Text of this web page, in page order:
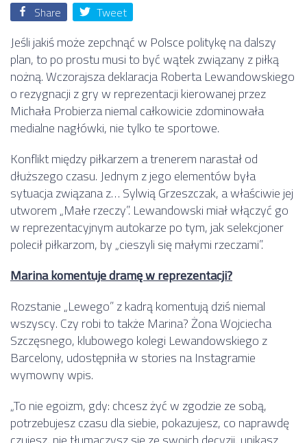
Share Tweet
Jeśli jakiś może zepchnąć w Polsce politykę na dalszy
plan, to po prostu musi to być wątek związany z piłką
nożną. Wczorajsza deklaracja Roberta Lewandowskiego
o rezygnacji z gry w reprezentacji kierowanej przez
Michała Probierza niemal całkowicie zdominowała
medialne nagłówki, nie tylko te sportowe.
Konflikt między piłkarzem a trenerem narastał od
dłuższego czasu. Jednym z jego elementów była
sytuacja związana z… Sylwią Grzeszczak, a właściwie jej
utworem „Małe rzeczy”. Lewandowski miał włączyć go
w reprezentacyjnym autokarze po tym, jak selekcjoner
polecił piłkarzom, by „cieszyli się małymi rzeczami”.
Marina komentuje dramę w reprezentacji?
Rozstanie „Lewego” z kadrą komentują dziś niemal
wszyscy. Czy robi to także Marina? Żona Wojciecha
Szczęsnego, klubowego kolegi Lewandowskiego z
Barcelony, udostępniła w stories na Instagramie
wymowny wpis.
„To nie egoizm, gdy: chcesz żyć w zgodzie ze sobą,
potrzebujesz czasu dla siebie, pokazujesz, co naprawdę